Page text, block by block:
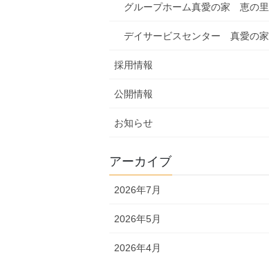
グループホーム真愛の家 恵の里
デイサービスセンター 真愛の家
採用情報
公開情報
お知らせ
アーカイブ
2026年7月
2026年5月
2026年4月